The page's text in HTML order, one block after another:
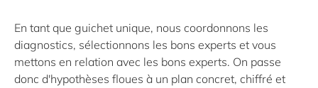
En tant que guichet unique, nous coordonnons les
diagnostics, sélectionnons les bons experts et vous
mettons en relation avec les bons experts. On passe
donc d'hypothèses floues à un plan concret, chiffré et